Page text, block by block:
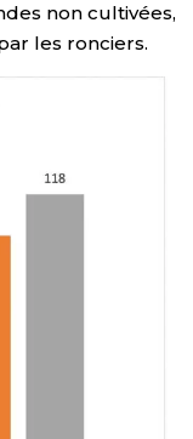
non cultivées,
les ronciers.